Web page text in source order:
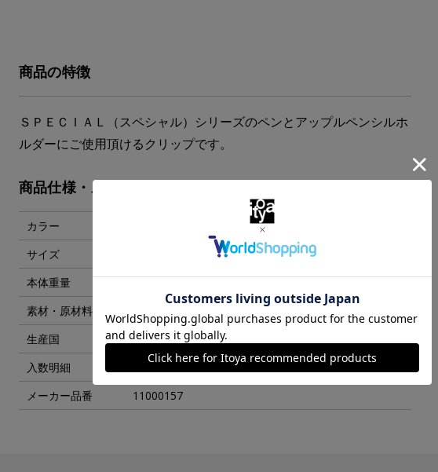
商品の特徴
ＳＰＥＣＩＡＬ（スペシャル）シリーズのペンとアップルペンシルホ
ルダーにご使用頂けるクリップです。
商品仕様・スペック
カラー
サイズ
本体重量
3g
素材・原材料
スチール
生産国
台湾
入数明細
１個
メーカー品番
11000157